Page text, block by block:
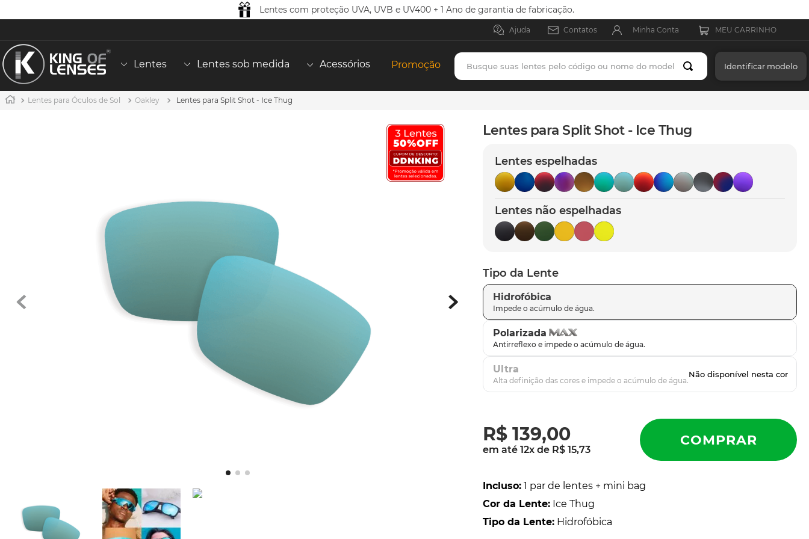
Lentes com proteção UVA, UVB e UV400 + 1 Ano de garantia de fabricação.
Ajuda Contatos Minha Conta
Lentes Lentes sob medida Acessórios Promoção
Busque suas lentes pelo código ou nome do modelo
Identificar modelo
Lentes para Óculos de Sol Oakley Lentes para Split Shot - Ice Thug
Lentes para Split Shot - Ice Thug
Lentes espelhadas
Lentes não espelhadas
Tipo da Lente
Hidrofóbica
Polarizada
Ultra
R$ 139,00
em até12x de R$ 15,73
Incluso: 1 par de lentes + mini bag
Cor da Lente: Ice Thug
Tipo da Lente: Hidrofóbica
º latch
sutro